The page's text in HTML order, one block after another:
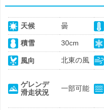
天候 曇
積雪 30cm
風向 北東の風
ゲレンデ
滑走状況
一部可能